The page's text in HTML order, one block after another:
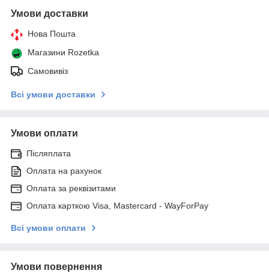
Умови доставки
Нова Пошта
Магазини Rozetka
Самовивіз
Всі умови доставки
Умови оплати
Післяплата
Оплата на рахунок
Оплата за реквізитами
Оплата карткою Visa, Mastercard - WayForPay
Всі умови оплати
Умови повернення